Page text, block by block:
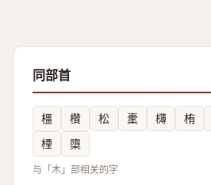
同部首
橿 欑 松 㯻 欂 栯
㮒
㯐
与「木」部相关的字